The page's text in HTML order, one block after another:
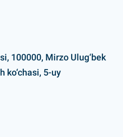
100000, Mirzo Ulug‘bek
ko‘chasi, 5-uy